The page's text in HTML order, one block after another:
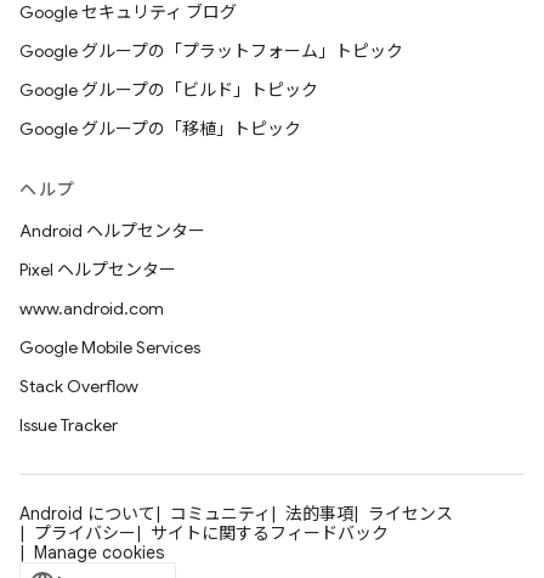
Google セキュリティ ブログ
Google グループの「プラットフォーム」トピック
Google グループの「ビルド」トピック
Google グループの「移植」トピック
ヘルプ
Android ヘルプセンター
Pixel ヘルプセンター
www.android.com
Google Mobile Services
Stack Overflow
Issue Tracker
Android について コミュニティ 法的事項
ライセンス
プライバシー
サイトに関するフィードバック
Manage cookies